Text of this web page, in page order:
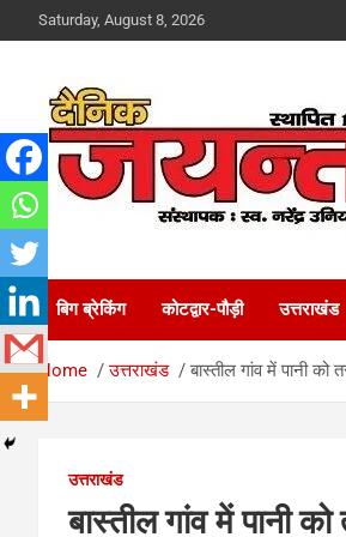
to
Saturday, August 8, 2026
Dainik Jayant
बिग ब्रेकिंग कोटद्वार-पौड़ी उत्तराखंड
Home उत्तराखंड बास्तील गांव में पानी को
उत्तराखंड
बास्तील गांव में पानी